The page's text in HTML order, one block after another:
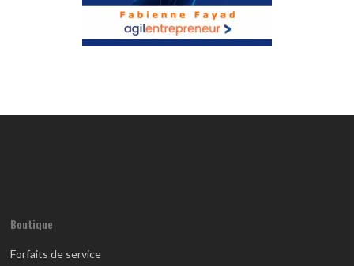
Boutique
Forfaits de service